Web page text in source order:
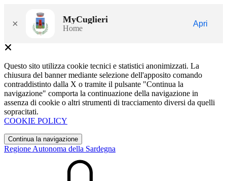
× MyCuglieri
Home
Apri
Questo sito utilizza cookie tecnici e statistici anonimizzati. La
chiusura del banner mediante selezione dell'apposito comando
contraddistinto dalla X o tramite il pulsante "Continua la
navigazione" comporta la continuazione della navigazione in
assenza di cookie o altri strumenti di tracciamento diversi da quelli
sopracitati.
COOKIE POLICY
Continua la navigazione
Regione Autonoma della Sardegna